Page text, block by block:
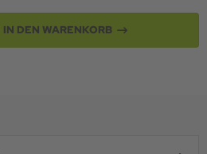
IN DEN WARENKORB